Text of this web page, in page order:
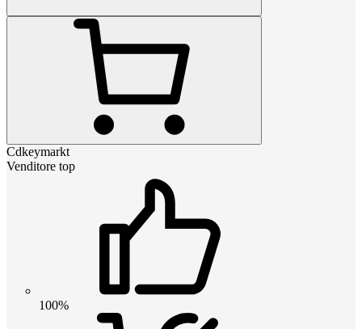
Cdkeymarkt
Venditore top
100%